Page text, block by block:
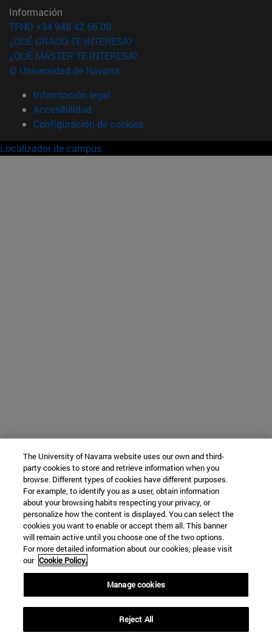
Información
TFNO +34 948 42 56 00
¿QUÉ GRADO TE INTERESA?
¿QUÉ MÁSTER TE INTERESA?
© Universidad de Navarra
Información legal
Accesibilidad
Configuración de cookies
Localizador de campus
The University of Navarra website uses our own and third-
party cookies to store and retrieve information when you
browse. Different types of cookies have different purposes.
For example, to identify you as a user, obtain information
about your browsing habits respecting your privacy, or
personalize how the content is displayed. You can select the
cookies you want to enable or accept them all. This banner
will remain active until you choose one of the two options.
For more detailed information about our cookies, please visit
our Cookie Policy.
Manage cookies
Reject All